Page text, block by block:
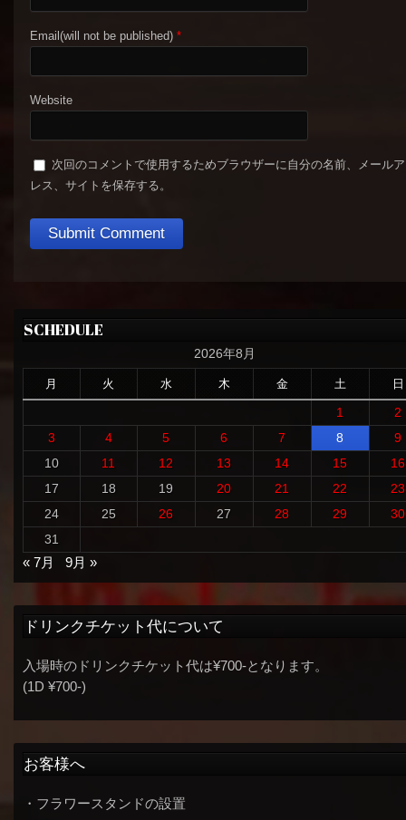
Email(will not be published) *
Website
次回のコメントで使用するためブラウザーに自分の名前、メール
レス、サイトを保存する。
SCHEDULE
2026年8月
月 火 水 木 金 土 日
1
2
3
4 5 6 7 8
9
10
11 12 13 14 15
16
17
18 19 20 21 22
23
24
25 26 27 28 29
30
31
« 7月
9月 »
ドリンクチケット代について
入場時のドリンクチケット代は¥700-となります。
(1D ¥700-)
お客様へ
・フラワースタンドの設置